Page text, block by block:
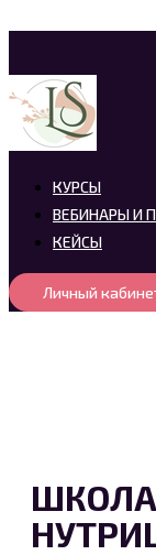
КУРСЫ
ВЕБИНАРЫ И
КЕЙСЫ
Личный
ШКОЛА